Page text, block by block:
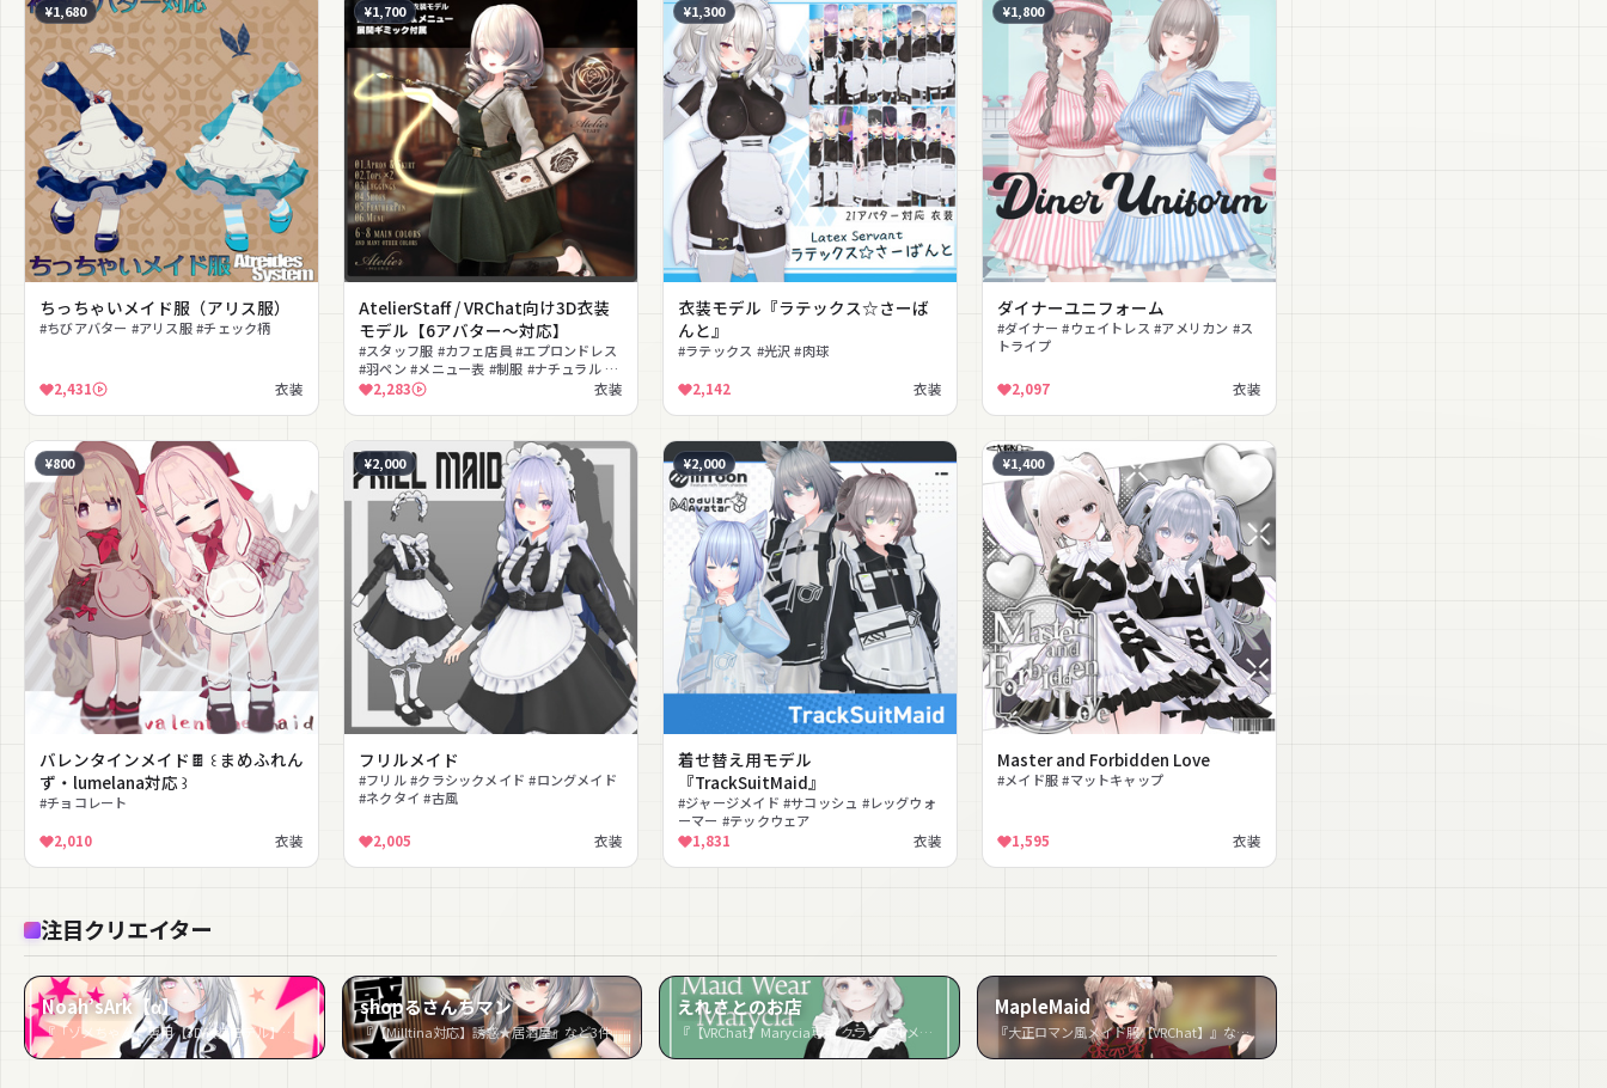
¥1,680
ちっちゃいメイド服（アリス服）
#ちびアバター #アリス服 #チェック柄
2,431 衣装
¥1,700
AtelierStaff / VRChat向け3D衣装
モデル【6アバター～対応】
#スタッフ服 #カフェ店員 #エプロンドレス
#羽ペン #メニュー表 #制服 #ナチュラル #
花柄 #レギンス
2,283 衣装
¥1,300
衣装モデル『ラテックス☆さーば
んと』
#ラテックス #光沢 #肉球
2,142
衣装
¥1,800
ダイナーユニフォーム
#ダイナー #ウェイトレス #アメリカン #ス
トライプ
2,097 衣装
¥800
バレンタインメイド🍫 ꒰ まめふれん
ず・lumelana対応 ꒱
#チョコレート
2,010
衣装
¥2,000
フリルメイド
#フリル #クラシックメイド #ロングメイド
#ネクタイ #古風
2,005 衣装
¥2,000
着せ替え用モデル
『TrackSuitMaid』
#ジャージメイド #サコッシュ #レッグウォ
ーマー #テックウェア
1,831
衣装
¥1,400
Master and Forbidden Love
#メイド服 #マットキャップ
1,595 衣装
注目クリエイター
Noah’sArk【α】
『「ゾメちゃん」専用【3D衣装モデル】メイド』など5件
shopるさんちマン
『【Milltina対応】誘惑★居酒屋』など3件
えれさとのお店
『【VRChat】Marycia専用 クラシカルメイド服（MA対応）』など2件
MapleMaid
『大正ロマン風メイド服【VRChat】』など2件